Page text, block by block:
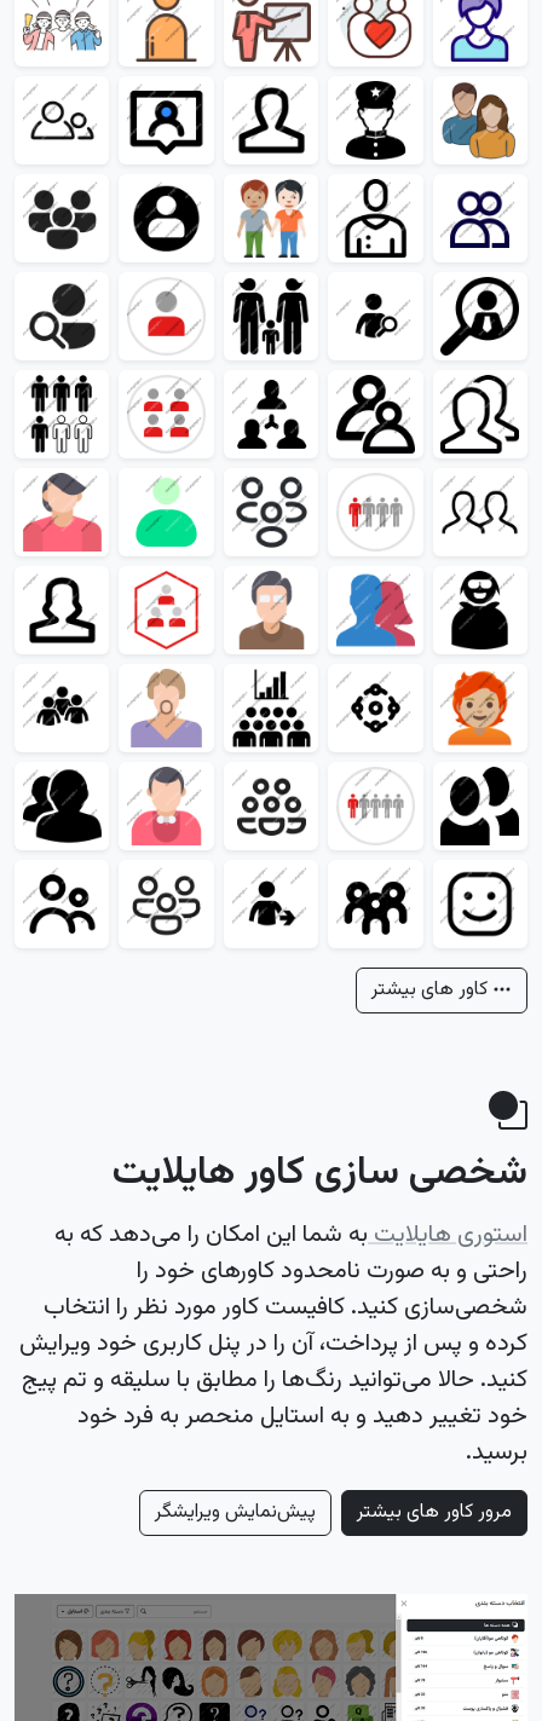
کاور های بیشتر
شخصی سازی کاور هایلایت
استوری هایلایتبه شما این امکان را می‌دهد که به
راحتی و به صورت نامحدود کاورهای خود را
شخصی‌سازی کنید. کافیست کاور مورد نظر را انتخاب
کرده و پس از پرداخت، آن را در پنل کاربری خود ویرایش
کنید. حالا می‌توانید رنگ‌ها را مطابق با سلیقه و تم پیج
خود تغییر دهید و به استایل منحصر به فرد خود
برسید.
مرور کاور های بیشتر پیش‌نمایش ویرایشگر